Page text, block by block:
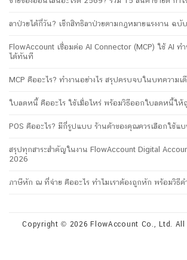
ลาป่วยได้กี่วัน? เช็กสิทธิลาป่วยตามกฎหมายแรงงาน ฉบับ
FlowAccount เชื่อมต่อ AI Connector (MCP) ใช้ AI ท
ได้ทันที
MCP คืออะไร? ทำงานอย่างไร สรุปครบจบในบทความเ
ใบลดหนี้ คืออะไร ใช้เมื่อไหร่ พร้อมวิธีออกใบลดหนี้ให้
POS คืออะไร? มีกี่รูปแบบ ร้านค้าของคุณควรเลือกใช้แ
สรุปทุกสาระสำคัญในงาน FlowAccount Digital
2026
ภาษีหัก ณ ที่จ่าย คืออะไร ทำไมเราต้องถูกหัก พร้อมวิธี
Copyright © 2026 FlowAccount Co., Ltd. All